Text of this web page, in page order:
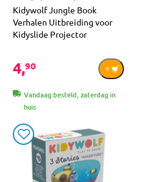
Kidywolf Jungle Book
Verhalen Uitbreiding voor
Kidyslide Projector
4,90
Vandaag besteld, zaterdag in
huis